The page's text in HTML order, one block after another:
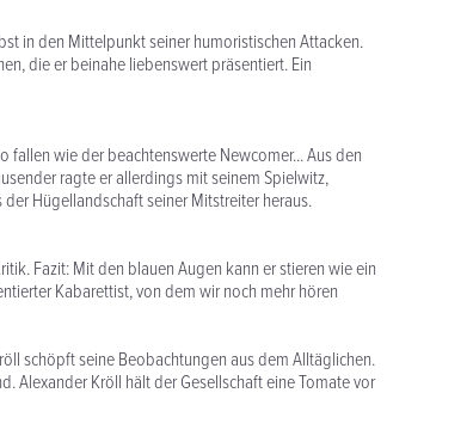
in den Mittelpunkt seiner humoristischen Attacken.
die er beinahe liebenswert präsentiert. Ein
fallen wie der beachtenswerte Newcomer... Aus den
ragte er allerdings mit seinem Spielwitz,
Hügellandschaft seiner Mitstreiter heraus.
Fazit: Mit den blauen Augen kann er stieren wie ein
Kabarettist, von dem wir noch mehr hören
schöpft seine Beobachtungen aus dem Alltäglichen.
Alexander Kröll hält der Gesellschaft eine Tomate vor